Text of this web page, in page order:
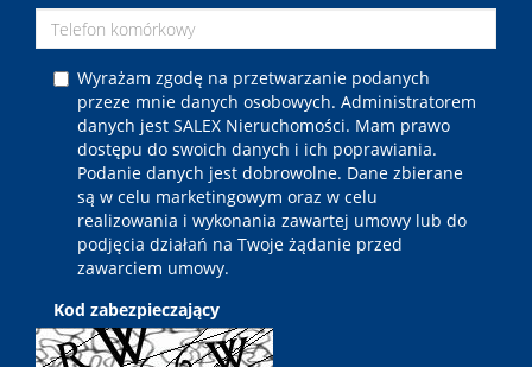
Wyrażam zgodę na przetwarzanie podanych
przeze mnie danych osobowych. Administratorem
danych jest SALEX Nieruchomości. Mam prawo
dostępu do swoich danych i ich poprawiania.
Podanie danych jest dobrowolne. Dane zbierane
są w celu marketingowym oraz w celu
realizowania i wykonania zawartej umowy lub do
podjęcia działań na Twoje żądanie przed
zawarciem umowy.
Kod zabezpieczający